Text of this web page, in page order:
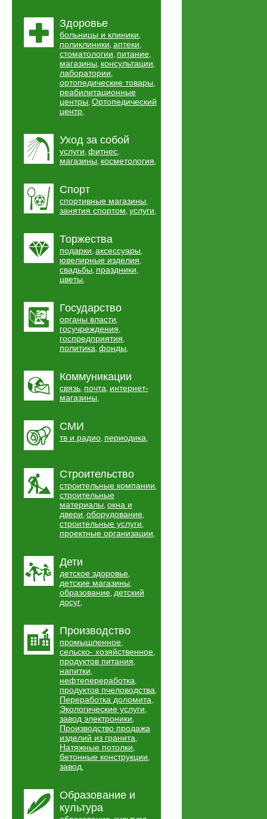
Здоровье
больницы и клиники,
поликлиники, аптеки,
стоматологии, питание,
магазины, консультации,
лаборатории,
ортопедические товары,
реабилитационные
центры, Ортопедический
центр,
Уход за собой
услуги, фитнес,
магазины, косметология,
Спорт
спортивные магазины,
занятия спортом, услуги,
Торжества
подарки, аксессуары,
ювелирные изделия,
свадьбы, праздники,
цветы,
Государство
органы власти,
госучреждения,
госпредприятия,
политика, фонды,
Коммуникации
связь, почта, интернет-
магазины,
СМИ
тв и радио, периодика,
Строительство
строительные компании,
строительные
материалы, окна и
двери, оборудование,
строительные услуги,
проектные организации,
Дети
детское здоровье,
детские магазины,
образование, детский
досуг,
Производство
промышленное,
сельско- хозяйственное,
продуктов питания,
напитки,
нефтепереработка,
продуктов пчеловодства,
Переработка доломита,
Экологические услуги,
завод электроники,
Производство продажа
изделий из гранита,
Натяжные потолки,
бетонные конструкции,
завод,
Образование и
культура